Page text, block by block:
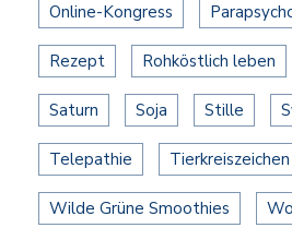
Online-Kongress
Rezept Rohköstlich leben
Saturn Soja Stille
Telepathie Tierkreiszeichen
Wilde Grüne Smoothies